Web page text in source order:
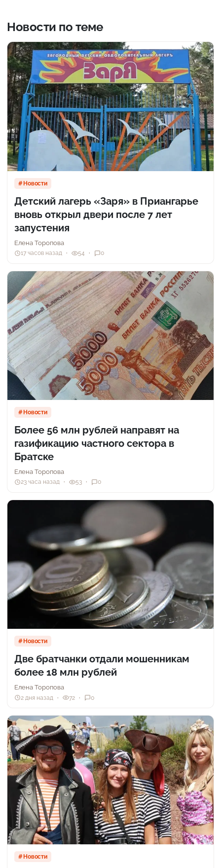
Новости по теме
Новости
Детский лагерь «Заря» в Приангарье
вновь открыл двери после 7 лет
запустения
Елена Торопова
17 часов назад 54 0
Новости
Более 56 млн рублей направят на
газификацию частного сектора в
Братске
Елена Торопова
23 часа назад 53 0
Новости
Две братчанки отдали мошенникам
более 18 млн рублей
Елена Торопова
2 дня назад 72 0
Новости